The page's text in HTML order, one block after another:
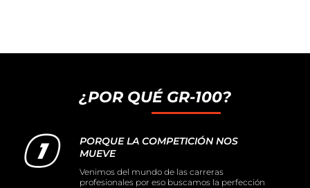
¿POR QUÉ GR-100?
PORQUE LA COMPETICIÓN NOS
MUEVE
Venimos del mundo de las carreras
profesionales por eso buscamos la perfección